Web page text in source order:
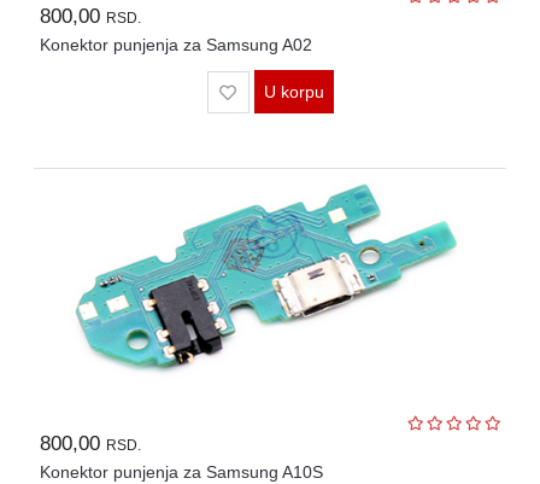
800,00 RSD.
Konektor punjenja za Samsung A02
U korpu
800,00 RSD.
Konektor punjenja za Samsung A10S